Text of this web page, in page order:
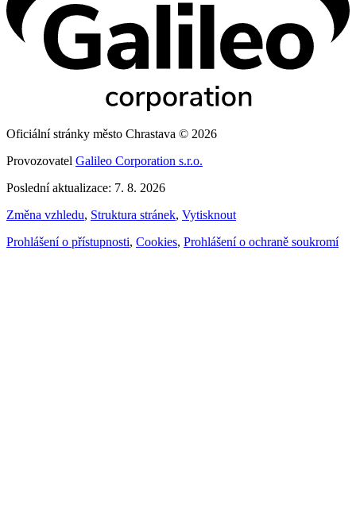
Oficiální stránky město Chrastava © 2026
Provozovatel Galileo Corporation s.r.o.
Poslední aktualizace: 7. 8. 2026
Změna vzhledu, Struktura stránek, Vytisknout
Prohlášení o přístupnosti, Cookies, Prohlášení o ochraně soukromí